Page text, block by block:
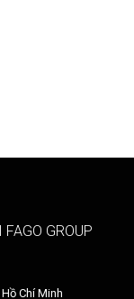
GROUP
Chí Minh